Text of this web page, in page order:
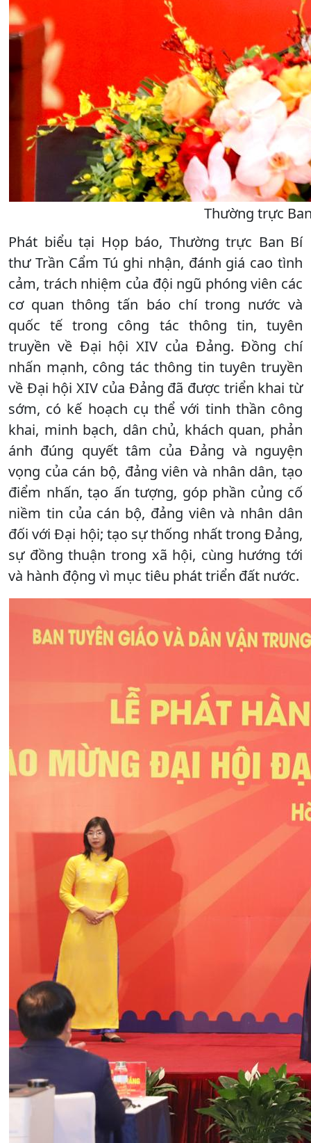
Thường trực
Phát biểu tại Họp báo, Thường trực Ban Bí
thư Trần Cẩm Tú ghi nhận, đánh giá cao tình
cảm, trách nhiệm của đội ngũ phóng viên các
cơ quan thông tấn báo chí trong nước và
quốc tế trong công tác thông tin, tuyên
truyền về Đại hội XIV của Đảng. Đồng chí
nhấn mạnh, công tác thông tin tuyên truyền
về Đại hội XIV của Đảng đã được triển khai từ
sớm, có kế hoạch cụ thể với tinh thần công
khai, minh bạch, dân chủ, khách quan, phản
ánh đúng quyết tâm của Đảng và nguyện
vọng của cán bộ, đảng viên và nhân dân, tạo
điểm nhấn, tạo ấn tượng, góp phần củng cố
niềm tin của cán bộ, đảng viên và nhân dân
đối với Đại hội; tạo sự thống nhất trong Đảng,
sự đồng thuận trong xã hội, cùng hướng tới
và hành động vì mục tiêu phát triển đất nước.